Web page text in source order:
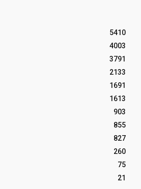
5410
4003
3791
2133
1691
1613
903
855
827
260
75
21